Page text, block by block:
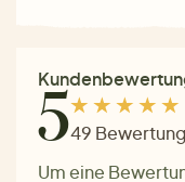
549
Um eine